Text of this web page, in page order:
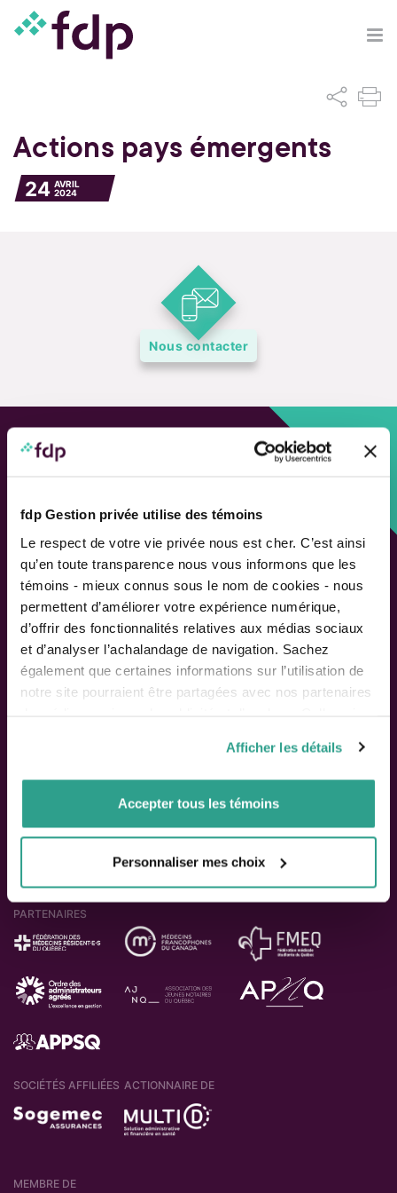
fdp Gestion privée utilise des témoins
Le respect de votre vie privée nous est cher. C’est ainsi
qu’en toute transparence nous vous informons que les
témoins - mieux connus sous le nom de cookies - nous
permettent d’améliorer votre expérience numérique,
d’offrir des fonctionnalités relatives aux médias sociaux
et d’analyser l’achalandage de navigation. Sachez
également que certaines informations sur l’utilisation de
notre site pourraient être partagées avec nos partenaires
vous leur auriez fournies ou qu’ils auraient collectées lors
de votre utilisation de leurs services.
Afficher les détails
Accepter tous les témoins
Personnaliser mes choix
Actions pays émergents
24 AVRIL
2024
Nous contacter
Approche personnalisée,
LIENS RAPIDES
Outils de rendement
Calcul de performance
Publications
Parler à un conseiller
Suivez-nous
PARTENAIRES
SOCIÉTÉS AFFILIÉES ACTIONNAIRE DE
MEMBRE DE